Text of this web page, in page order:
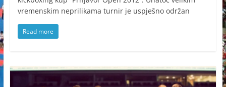
vremenskim neprilikama turnir je uspješno održan
Read more